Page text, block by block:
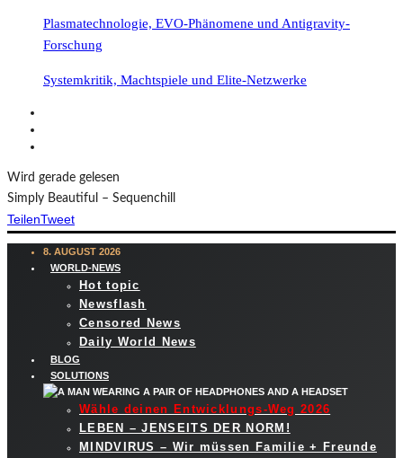
Plasmatechnologie, EVO-Phänomene und Antigravity-
Forschung
Systemkritik, Machtspiele und Elite-Netzwerke
Wird gerade gelesen
Simply Beautiful – Sequenchill
TeilenTweet
8. AUGUST 2026
WORLD-NEWS
Hot topic
Newsflash
Censored News
Daily World News
BLOG
SOLUTIONS
Wähle deinen Entwicklungs-Weg 2026
LEBEN – JENSEITS DER NORM!
MINDVIRUS – Wir müssen Familie + Freunde